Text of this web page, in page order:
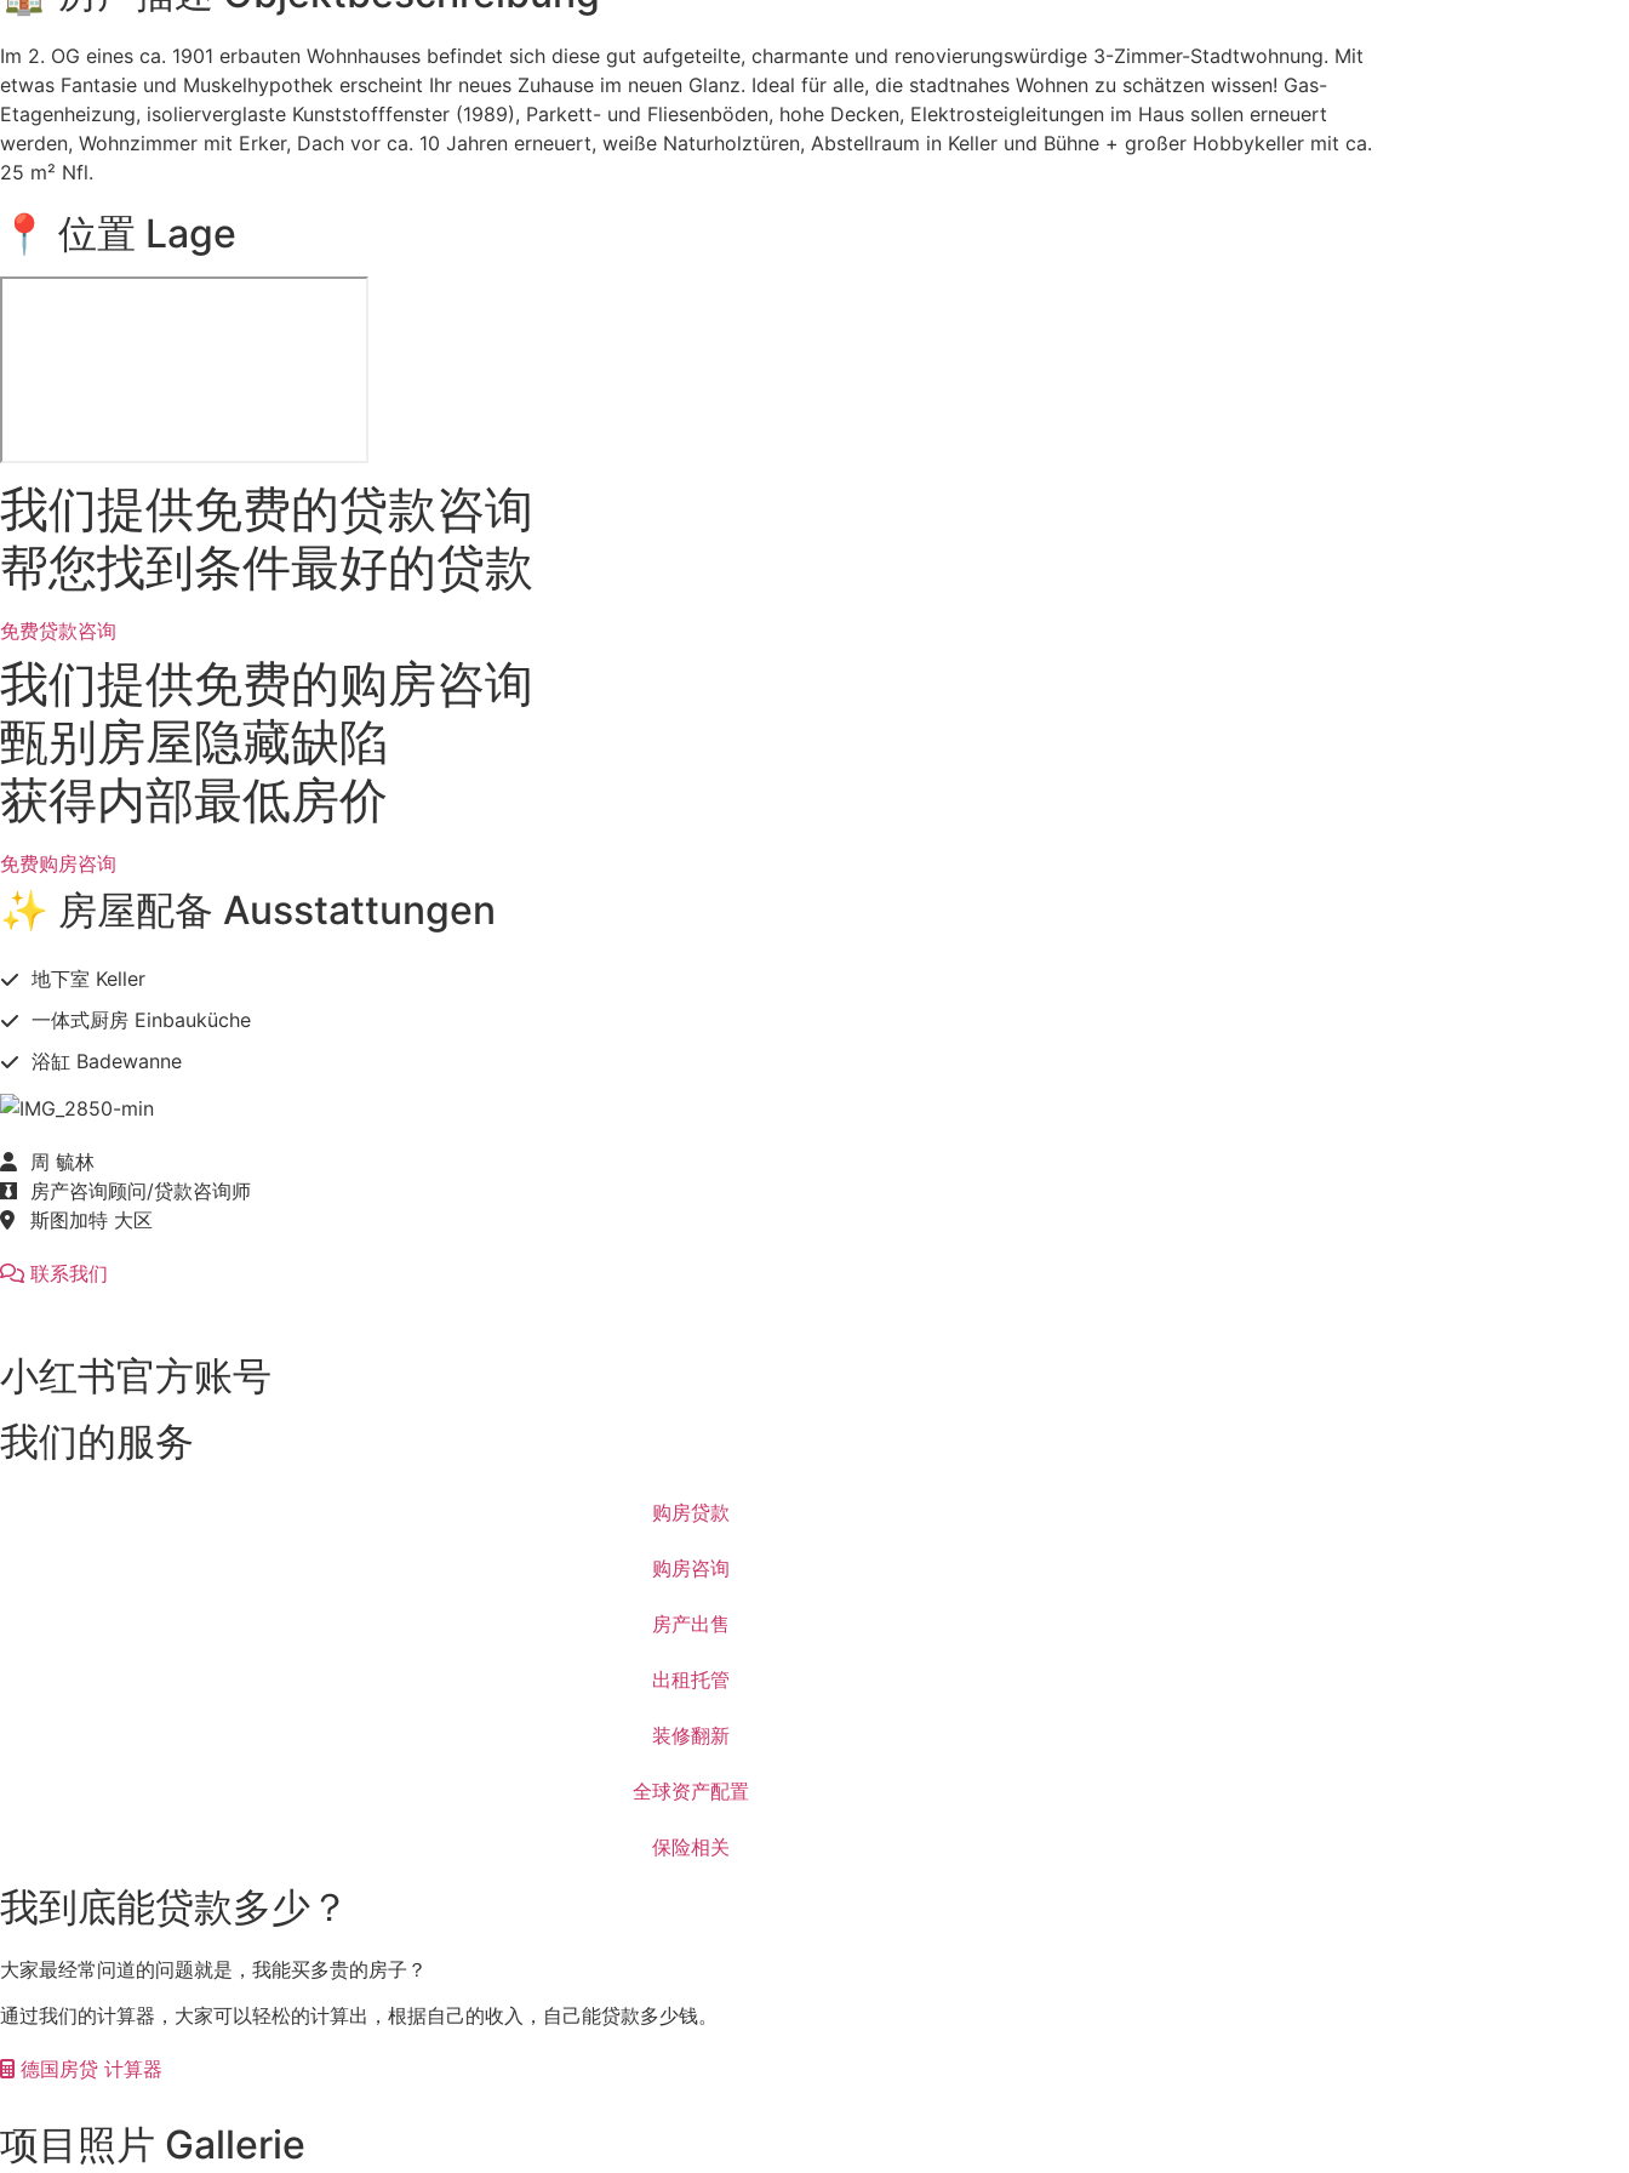
Im 2. OG eines ca. 1901 erbauten Wohnhauses befindet sich diese gut aufgeteilte, charmante und renovierungswürdige 3-Zimmer-Stadtwohnung. Mit
etwas Fantasie und Muskelhypothek erscheint Ihr neues Zuhause im neuen Glanz. Ideal für alle, die stadtnahes Wohnen zu schätzen wissen! Gas-
Etagenheizung, isolierverglaste Kunststofffenster (1989), Parkett- und Fliesenböden, hohe Decken, Elektrosteigleitungen im Haus sollen erneuert
werden, Wohnzimmer mit Erker, Dach vor ca. 10 Jahren erneuert, weiße Naturholztüren, Abstellraum in Keller und Bühne + großer Hobbykeller mit ca.
25 m² Nfl.
📍 位置 Lage
我们提供免费的贷款咨询
帮您找到条件最好的贷款
免费贷款咨询
我们提供免费的购房咨询
甄别房屋隐藏缺陷
获得内部最低房价
免费购房咨询
✨ 房屋配备 Ausstattungen
地下室 Keller
一体式厨房 Einbauküche
浴缸 Badewanne
周 毓林
房产咨询顾问/贷款咨询师
斯图加特 大区
联系我们
小红书官方账号
我们的服务
购房贷款
购房咨询
房产出售
出租托管
装修翻新
全球资产配置
保险相关
我到底能贷款多少？
大家最经常问道的问题就是，我能买多贵的房子？
通过我们的计算器，大家可以轻松的计算出，根据自己的收入，自己能贷款多少钱。
德国房贷 计算器
项目照片 Gallerie